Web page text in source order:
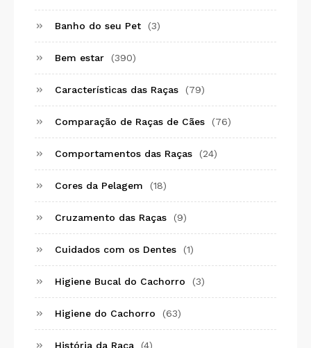
Banho do seu Pet (3)
Bem estar (390)
Características das Raças (79)
Comparação de Raças de Cães (76)
Comportamentos das Raças (24)
Cores da Pelagem (18)
Cruzamento das Raças (9)
Cuidados com os Dentes (1)
Higiene Bucal do Cachorro (3)
Higiene do Cachorro (63)
História da Raça (4)